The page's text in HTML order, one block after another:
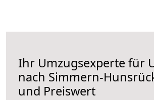
Ihr Umzugsexperte für
nach Simmern-
und Preiswert